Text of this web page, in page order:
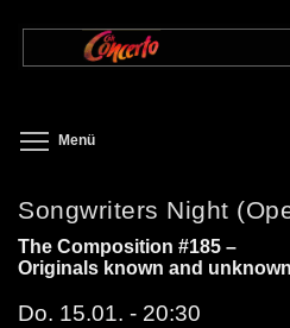
zum
Menü
Songwriters Night
The Composition #185 –
Originals known and unknown
Do. 15.01. - 20:30